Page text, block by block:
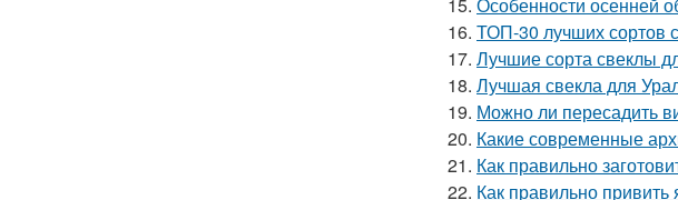
16. ТОП-30 лучших сортов
17. Лучшие сорта свеклы
18. Лучшая свекла для
19. Можно ли пересадить
20. Какие современные
21. Как правильно
22. Как правильно